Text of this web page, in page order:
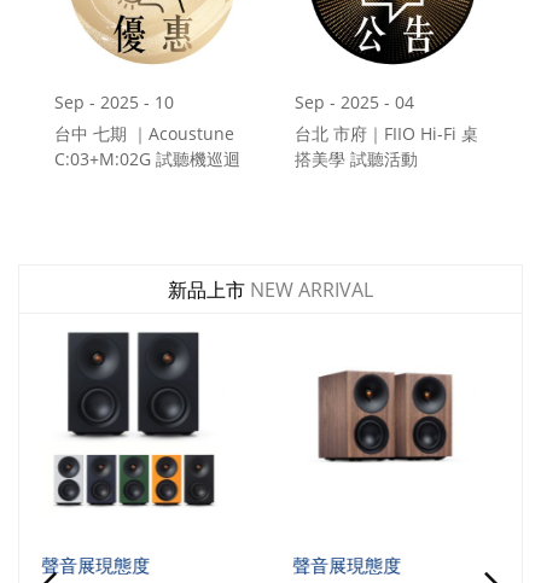
Sep - 2025 - 10
台中 七期 ｜Acoustune
C:03+M:02G 試聽機巡迴
Sep - 2025 - 04
台北 市府｜FIIO Hi-Fi 桌
搭美學 試聽活動
新品上市 NEW ARRIVAL
聲音展現態度
聲音展現態度